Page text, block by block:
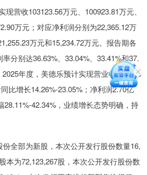
营收103123.56万元、100923.81万元、
万元；对应净利润分别为22,365.12万
万元和15,234.72万元。报告期各
分别达36.63%、33.04%、33.41%和37.
年度，美德乐预计实现营业收入13.00
比增长14.26%-23.05%；净利润2.70亿
28.11%-42.34%，业绩增长态势明确，持
全部为新股，本次公开发行股份数量16,
本为72,123,267股，本次公开发行股份数